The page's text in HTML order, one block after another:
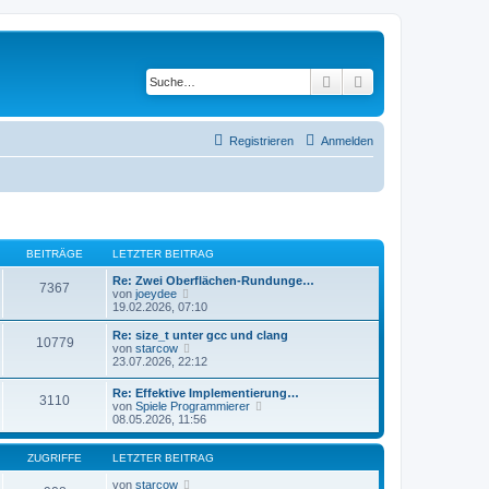
Suche
Anmelden
Registrieren
BEITRÄGE LETZTER BEITRAG
7367
Re: Zwei Oberflächen-Rundunge…
von joeydee
e
u
e
t
r
B
e
i
t
r
a
19.02.2026, 07:10
10779
Re: size_t unter gcc und clang
von starcow
e
s
t
e
r
B
e
23.07.2026, 22:12
3110
Re: Effektive Implementierung…
von Spiele Programmierer
u
e
t
08.05.2026, 11:56
ZUGRIFFE LETZTER BEITRAG
von starcow